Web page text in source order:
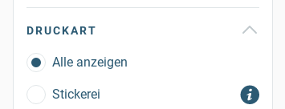
DRUCKART
Alle anzeigen
Stickerei